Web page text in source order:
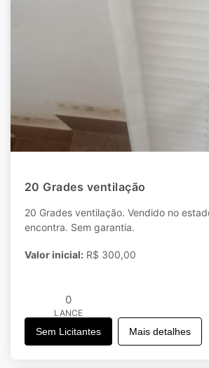
20 Grades ventilação
20 Grades ventilação. Vendido no
encontra. Sem garantia.
Valor inicial: R$ 300,00
0
LANCE
Sem Licitantes Mais detalhes